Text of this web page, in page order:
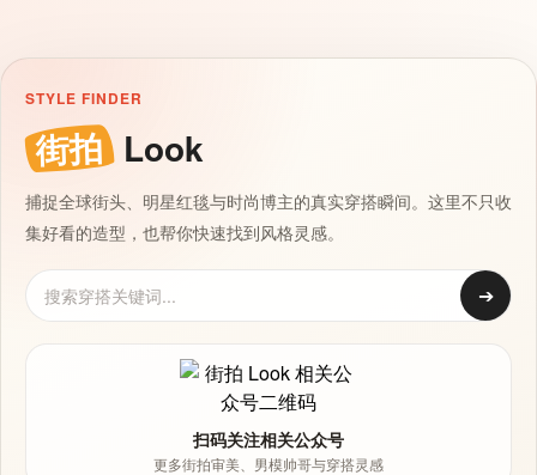
STYLE FINDER
街拍 Look
捕捉全球街头、明星红毯与时尚博主的真实穿搭瞬间。这里不只收
集好看的造型，也帮你快速找到风格灵感。
➔
扫码关注相关公众号
更多街拍审美、男模帅哥与穿搭灵感